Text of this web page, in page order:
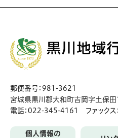
郵便番号：981-3621
宮城県黒川郡大和町吉岡字土保
電話：022-345-4161 ファック
個人情報の